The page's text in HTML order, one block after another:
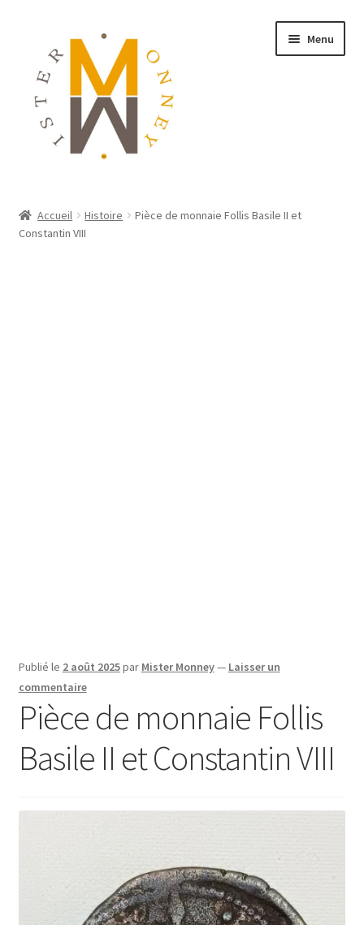
Menu
MONNAIES
Accueil Histoire
Pièce de monnaie Follis Basile II et
Constantin VIII
Publié le 2 août 2025par Mister Monney— Laisser un
commentaire
Pièce de monnaie Follis
Basile II et Constantin VIII